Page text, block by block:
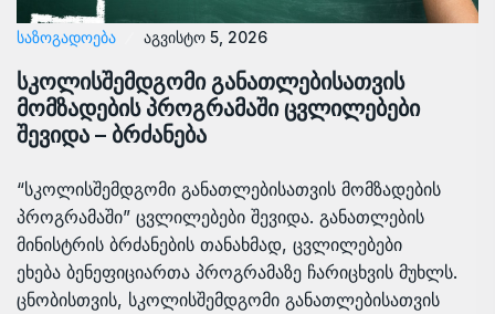
ᲡᲐᲖᲝᲒᲐᲓᲝᲔᲑᲐ აგვისტო 5, 2026
სკოლისშემდგომი განათლებისათვის
მომზადების პროგრამაში ცვლილებები
შევიდა – ბრძანება
“სკოლისშემდგომი განათლებისათვის მომზადების
პროგრამაში” ცვლილებები შევიდა. განათლების
მინისტრის ბრძანების თანახმად, ცვლილებები
ეხება ბენეფიციართა პროგრამაზე ჩარიცხვის მუხლს.
ცნობისთვის, სკოლისშემდგომი განათლებისათვის